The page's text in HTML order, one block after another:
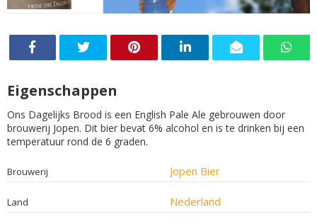
Eigenschappen
Ons Dagelijks Brood is een English Pale Ale gebrouwen door
brouwerij Jopen. Dit bier bevat 6% alcohol en is te drinken bij een
temperatuur rond de 6 graden.
Brouwerij Jopen Bier
Land Nederland